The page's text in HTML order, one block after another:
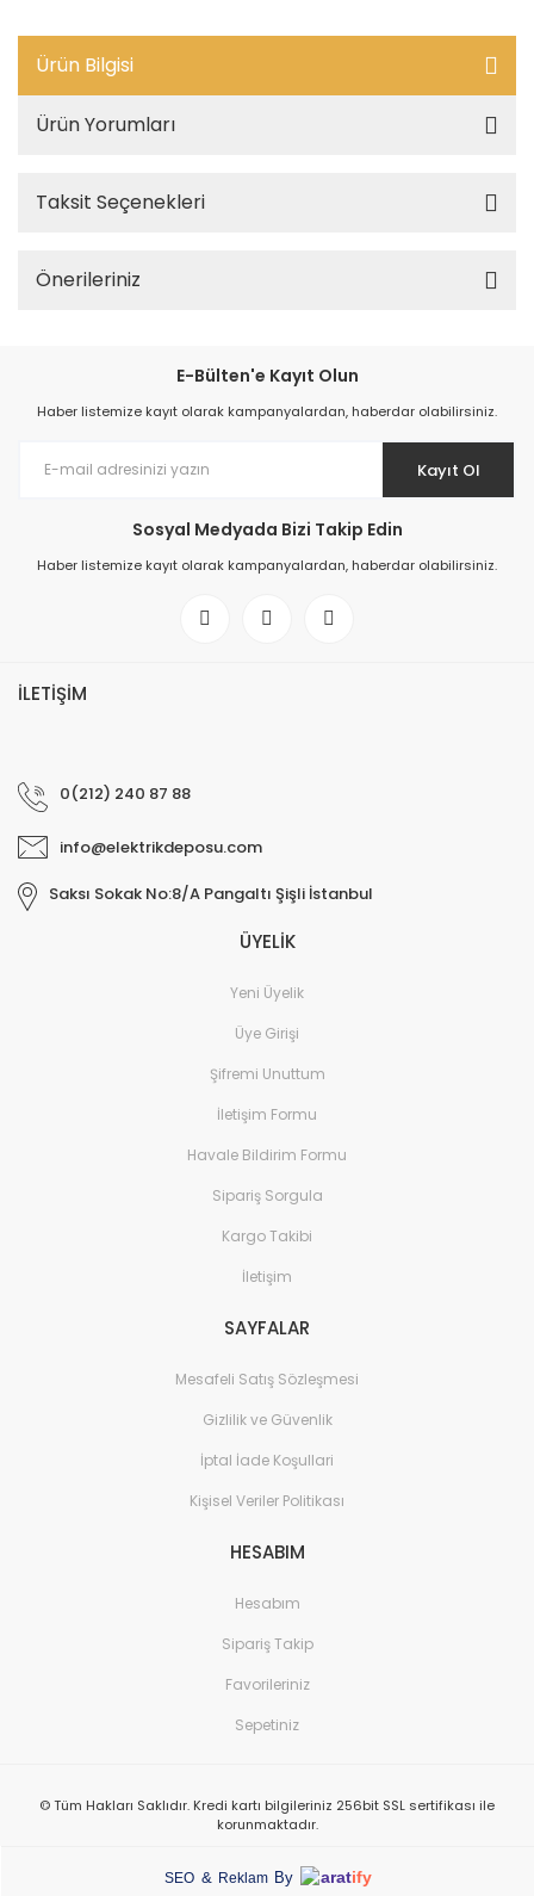
Ürün Bilgisi
Ürün Yorumları
Taksit Seçenekleri
Önerileriniz
E-Bülten'e Kayıt Olun
Haber listemize kayıt olarak kampanyalardan, haberdar olabilirsiniz.
Kayıt Ol
Sosyal Medyada Bizi Takip Edin
Haber listemize kayıt olarak kampanyalardan, haberdar olabilirsiniz.
İLETİŞİM
0(212) 240 87 88
info@elektrikdeposu.com
Saksı Sokak No:8/A Pangaltı Şişli İstanbul
ÜYELİK
Yeni Üyelik
Üye Girişi
Şifremi Unuttum
İletişim Formu
Havale Bildirim Formu
Sipariş Sorgula
Kargo Takibi
İletişim
SAYFALAR
Mesafeli Satış Sözleşmesi
Gizlilik ve Güvenlik
İptal İade Koşullari
Kişisel Veriler Politikası
HESABIM
Hesabım
Sipariş Takip
Favorileriniz
Sepetiniz
© Tüm Hakları Saklıdır. Kredi kartı bilgileriniz 256bit SSL sertifikası ile
korunmaktadır.
SEO & Reklam By aratify